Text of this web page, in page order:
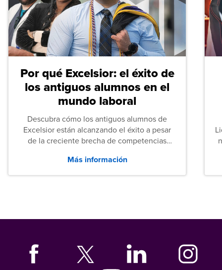
Por qué Excelsior: el éxito de
los antiguos alumnos en el
mundo laboral
Descubra cómo los antiguos alumnos de
Excelsior están alcanzando el éxito a pesar
de la creciente brecha de competencias
tanto las empresas como los recién
graduados en todo Estados Unidos.
Más información